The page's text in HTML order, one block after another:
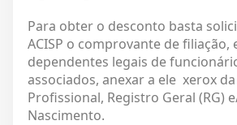
Para obter o desconto basta
ACISP o comprovante de filiação,
dependentes legais de
associados, anexar a ele xerox
Profissional, Registro Geral (RG)
Nascimento.